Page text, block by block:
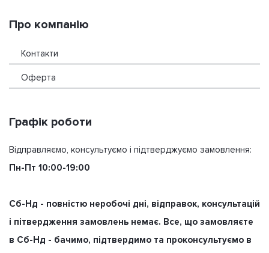
Про компанію
Контакти
Оферта
Графік роботи
Відправляємо, консультуємо і підтверджуємо замовлення:
Пн-Пт 10:00-19:00
Сб-Нд - повністю неробочі дні, відправок, консультацій
і пітвердження замовлень немає. Все, що замовляєте
в Сб-Нд - бачимо, підтвердимо та проконсультуємо в